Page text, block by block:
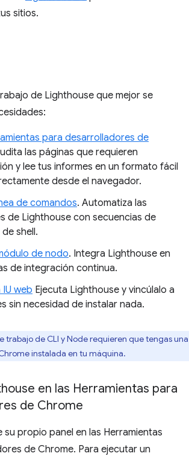
sitios.
de Lighthouse que mejor se
para desarrolladores de
las páginas que requieren
y lee tus informes en un formato fácil
desde el navegador.
de comandos. Automatiza las
de Lighthouse con secuencias de
shell.
de nodo. Integra Lighthouse en
de integración continua.
web Ejecuta Lighthouse y vincúlalo a
sin necesidad de instalar nada.
trabajo de CLI y Node requieren que tengas una
instalada en tu máquina.
en las Herramientas para
de Chrome
su propio panel en las Herramientas
de Chrome. Para ejecutar un